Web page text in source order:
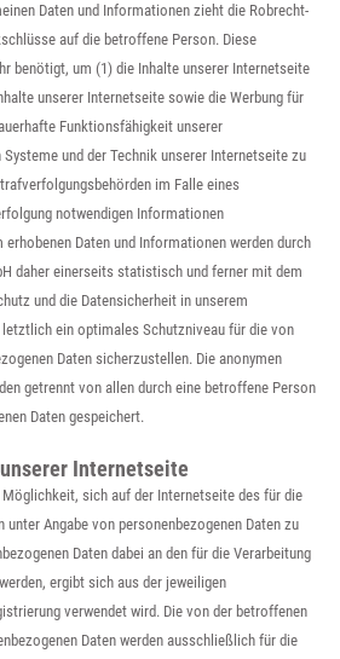
Daten und Informationen zieht die Robrecht-
auf die betroffene Person. Diese
benötigt, um (1) die Inhalte unserer Internetseite
unserer Internetseite sowie die Werbung für
Funktionsfähigkeit unserer
und der Technik unserer Internetseite zu
im Falle eines
notwendigen Informationen
erhobenen Daten und Informationen werden durch
daher einerseits statistisch und ferner mit dem
und die Datensicherheit in unserem
letztlich ein optimales Schutzniveau für die von
Daten sicherzustellen. Die anonymen
getrennt von allen durch eine betroffene Person
Daten gespeichert.
Internetseite
sich auf der Internetseite des für die
Angabe von personenbezogenen Daten zu
Daten dabei an den für die Verarbeitung
ergibt sich aus der jeweiligen
verwendet wird. Die von der betroffenen
Daten werden ausschließlich für die